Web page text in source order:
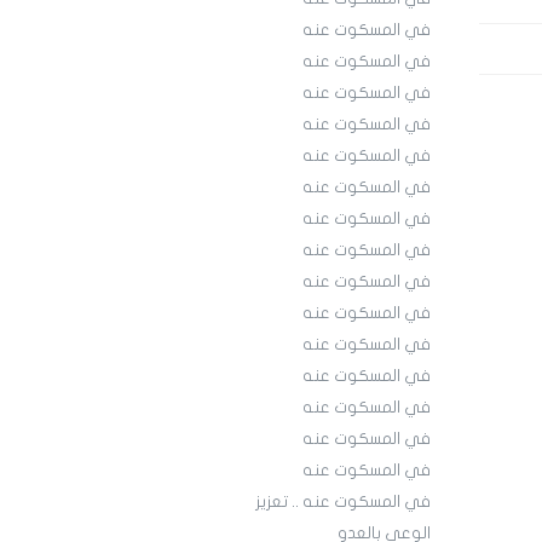
في المسكوت عنه
في المسكوت عنه
في المسكوت عنه
في المسكوت عنه
في المسكوت عنه
في المسكوت عنه
في المسكوت عنه
في المسكوت عنه
في المسكوت عنه
في المسكوت عنه
في المسكوت عنه
في المسكوت عنه
في المسكوت عنه
في المسكوت عنه
في المسكوت عنه
في المسكوت عنه .. تعزيز
الوعي بالعدو